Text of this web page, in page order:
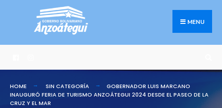
MENU
HOME SIN CATEGORÍA
GOBERNADOR LUIS MARCANO
INAUGURÓ FERIA DE TURISMO ANZOÁTEGUI 2024 DESDE EL PASEO DE LA
CRUZ Y EL MAR
Search